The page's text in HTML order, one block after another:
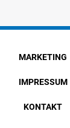
MARKETING
IMPRESSUM
KONTAKT